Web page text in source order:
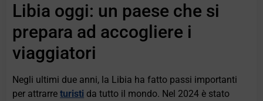
Libia oggi: un paese che si
prepara ad accogliere i
viaggiatori
Negli ultimi due anni, la Libia ha fatto passi importanti
per attrarreturisti da tutto il mondo. Nel 2024 è stato